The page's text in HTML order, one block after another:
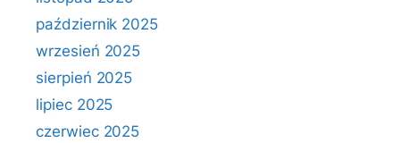
październik 2025
wrzesień 2025
sierpień 2025
lipiec 2025
czerwiec 2025